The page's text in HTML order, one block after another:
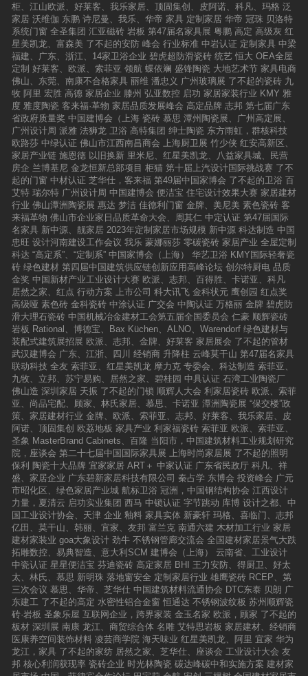
生产营销管理架构，打造有国际竞争力的瓷砖生产基地；同
时，建立面向全球市场的营销服务网络，为用户提供优质系
统的市场服务；最终，推动产品应用设计研究，建立对国际
区域性用户的大数据研究分析功能。进入全球布局的进攻阶
段，单打独斗不及合作共赢俗话说：众人拾柴火焰高。在当
今发展形势下，单打独斗的发展方式已然势单力薄，合作共
赢更能产生势能，互相成就。一直以来，欧文莱致力于“做有
高端附加值的品牌，输出优质高端产品，满足全球发达地区
对个性化产品的需求”，而高度一致的价值观，令四家品牌一
拍即合。广东欧文莱陶瓷有限公司董事长梁伟鸿、佛山市缪
斯陶瓷有限公司CEO何勇、广东多慕建材有限公司董事伍源
铎、马来西亚MML公司COO杨铁铮、CNA董事长苏伟涛进行
开香槟仪式，预祝此次海外合作项目圆满成功。众所周知，
近年在国内市场势头愈发强劲的欧文莱，已经有20年海外市
场开拓经验，具备丰富的国际营销经验和产品研发能力，拥
有全球化的市场网络；MML作为合成统一集团旗下子公司，
是马来西亚三大瓷砖生产商之一；而其余两个合作品牌，缪
斯专注于在商业空间瓷砖细分市场；多慕则专注于服务欧美
国际高端市场需求。中方品牌欧文莱、缪斯、多慕与马来西
亚方品牌MML具有非常匹配的品牌高度，项目合作将更能互
补优势资源。欧文莱、缪斯、多慕、MML以一致的市场战略
方向，积极把握国际市场发展的机遇期，希望通过国际合作
结成利益共同体，打造出四面合力的独特竞争优势，取得全
球化市场成果。释放厂区产能，为国内发展提供充沛动力黄
卓力提道：“目前，欧文莱已经进入企业全球布局的进攻阶
段，共同投资合作项目，这是品牌发展在市场逆势扩张路线
图的重要一环，也是提升高层次的国际化服务能力的必由之
路。”他解释：“在本阶段扩大优质产能，将能更好地释放出厂
区的产能，为内市场的更大发展需求提供充沛的动力；同
时，品牌对接欧美市场的高端个性化需求越来越强烈，项目
落成将为提升产品能力提供平台。”未来将从今天出发欧文
莱、缪斯、多慕、MML海外合作项目，展现了欧文莱作为现
代瓷砖领域的先行者，为行业发展再次身先士卒的决心。欧
文莱表示，希望成为陶瓷行业探索全球化合作模式的先行者
之一，通过整合全球化资源，打造出行业领先的国际合作创
新模式，把合作项目建成为具有国际标准的新型产销基地，
共同分享全球市场成果。当前国际市场风云变幻，只有主动
融入全球化主旋律，充分调动全球的优势资源，才能让企业
发展得更为稳固。欧文莱等品牌在海外合作项目达成，不仅
是战略发展的大事，更是为行业中准备进入或处于全球布局
进攻阶段的品牌实现海外扩张开辟了一道重要思想出口。佛
山市商务局：希望未来能涌现更多的优秀企业随着企业的逐
步发展壮大，优秀品牌更需要走向国际市场，谋求新的发展
空间。正如佛山市商务局对外投资与经济协作科科长李苑在
柜、江山欧派、好莱客、我乐家居、顶固集创、皮阿诺、科凡、玛格 泛
家居 沃维伽 东鹏 诗尼曼、我乐、华帝 家具 定制家居 华帝 冠珠 贝洛特
系统门窗 全圣集团 汇亚磁砖 岩板 第47届名家具展 粤鹏 高定 高级灰 红
星美凯龙、富森美 了不起的安防 峰会 行业标准 中岩认证 定制家具 中梁
福建、广东、浙江、14家卫浴企业 碧虎超防滑瓷砖 统艺 恒大 OEA全屋
定制 好莱客、欧派、索菲亚 领航 蝶依斓 盛锋陶瓷 大地艺术节 家具电商
佛山、东莞、南康不合格家具 丽维 潘忠义 广州玻璃展 了不起的瓷砖 九
牧 阿里 宏胜 高德 家居企业 滕州 弘亚数控 启功 家居家装行业 KMY 雅
度 雅度陶瓷 客来福·革物 家居品质发展峰会 高定品牌 志邦 第七届广东
省政府质量奖 中国建博会（上海 瓷砖 慕思 潭州陶瓷展、广州高定展、
广州设计周 派雅 法狮龙 卫浴 高特集团 绅士陶瓷 东方雨虹，群核科技
欧路莎 中绿认证 佛山市江西南昌商会 上海厨卫展 竹少侠 红安高新区、
家居产业链 施恩德 以旧换新 里米尼、红星美凯龙、八益家具城、民营
房企 兰博基尼 金龙恒新总部项目 柜猫 第十届上汽设计国际挑战赛 了不
起的门窗 中材认证 芝华仕，客来福 第49届中国家博会 了不起的卫浴 百
艾特 瑞尔特 广州设计周 中国建博会 便洁宝 住宅设计效果大赛 家居建材
行业 佛山潭洲陶瓷展 惠达 梦洁 佳德利门窗 金牌、美尼美 素色瓷砖 客
来福革物 佛山市企业家日品质革命大会、周其仁 中定认证 第47届国际
名家具 新中源、靓家居 2023年定制家居市场规模 新中源 科达制造 中国
忠旺 设计河南建设工作会议 我乐 蒙娜丽莎 零碳瓷砖 家居产业 全屋定制
科达 “高定系”、“定制系” 中国家博会（上海） 华艺卫浴 KMY国际轻奢瓷
砖 绿色建材 第四届中国建筑供应链创新应用高峰论坛 创尔特厨电 品质
金奖 中国新材产业工业设计大赛 欧派、志邦、百得胜、卡诺亚、科凡
居然之家、红点 行动方案 上市公司 科大讯飞 金科状元 鹰创园 红点奖
高级哑 素色砖 金科瓷砖 中涂认证 广交会 中陶认证 万格丽 金牌 碧虎防
滑大理石瓷砖 中国机械冶金建材工会第五届全国委员会 仁豪 顺辉瓷砖
岩板 Rational、博德宝、Bax Küchen、ALNO、Warendorf 绿色建材与
装配式建筑展招展 欧派、志邦、金牌、好莱客 家居展会 了不起的管材
武汉建博会 广东、江浙、四川 经销商 升降柱 云峰莫干山 第47届名家具
联动科技 全友 索菲亚、红星美凯龙 摩力克 专委会、科达制造 索菲亚、
九牧、立邦、苏宁易购、居然之家、碧桂园 中具认证 石湾工业陶瓷厂
佛山造 深圳家居 天振 了不起的门锁 顺辉人大会 利家居瓷砖 欧派、索菲
亚、尚品宅配、顾家、林氏家居、慕思、卡诺亚 潭洲陶瓷展 “保交楼”政
策、家居建材行业 金牌、欧派、索菲亚、志邦、好莱客、我乐家居、皮
阿诺、顶固集创 欧荔地板 家具产业 利家福瓷砖 索菲亚 欧派、索菲亚、
圣象 MasterBrand Cabinets、百隆 当阳市，中国建筑材料工业规划研究
院，座谈会 第二十七届中国国际家具展 上海时尚家居展 了不起的照明
保利 陶瓷十大品牌 宜家家居 ART＋ 中家认证 广东省民政厅 科凡、祥
盛、家居企业 广东碧新家居科技有限公司 秦占学 东博会 投资峰会 广元
市昭化区、绿色家居产业城 航标卫浴 冠洲，中国钢结构协会 江西设计
力量，夏清云 启功实业集团 西马 中锁认证 字节跳动 库博 设计之都、中
国工业设计协会、天津 企业 釉料 家具实体 新豪轩 玛格、喜临门、志邦
亿田、莫干山、韩丽、宜家、友邦 富兰克 南通六建 木材加工行业 家居
建材家装业 goa大象设计 劲牛 不锈钢管廊交流会 全国建材家居景气大跌
拓雕数控、易典智造、意大利SCM 建博会（上海）
云南省、工业设计
中瓷认证 星星便洁宝 芬迪瓷砖 高定家居 BHI
王力安防、得厨卫、好太
太、林氏、慕思 新明珠 落地窗安全 定制家居行业 雄鹰瓷砖 RCEP、第
三次会议 慕思、华帝、芝华仕 中国建筑材料流通协会 DTC东泰 贝朗 广
东建工 了不起的高定 水密性铝合金窗 恒通达 不锈钢波纹板 苏州顺辉瓷
砖·岩板 圣象乐屋 互联网企业，跨界家装 金玉名家 欧派，顾家 了不起的
板材 深圳展 南康 龙江、商贸综合体 名雕 艾特思岩板 家居建材、经销商
医康养空间装饰材料 凌芸商学院 海天味业 红星美凯龙、阿里 宜家 华为
龙江，家具 了不起的家纺 居然之家、芝华仕、座谈会 工业设计大会 友
邦 核心利润获现率 瓷砖企业 时光林陶瓷 碳达峰碳中和实施方案 建材家